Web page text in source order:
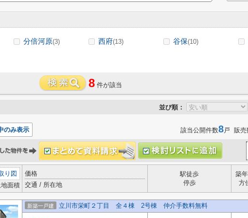
分倍河原(3) 西府(13) 谷保(10)
8 件が該当
並び順：
のみ表示 該当公開件数8戸 販売
り図
面積
価格
交通 / 所在地
駅徒歩
停歩
築
方
新築一戸建 立川市栄町２丁目 全４棟 2号棟 仲介手数料無料